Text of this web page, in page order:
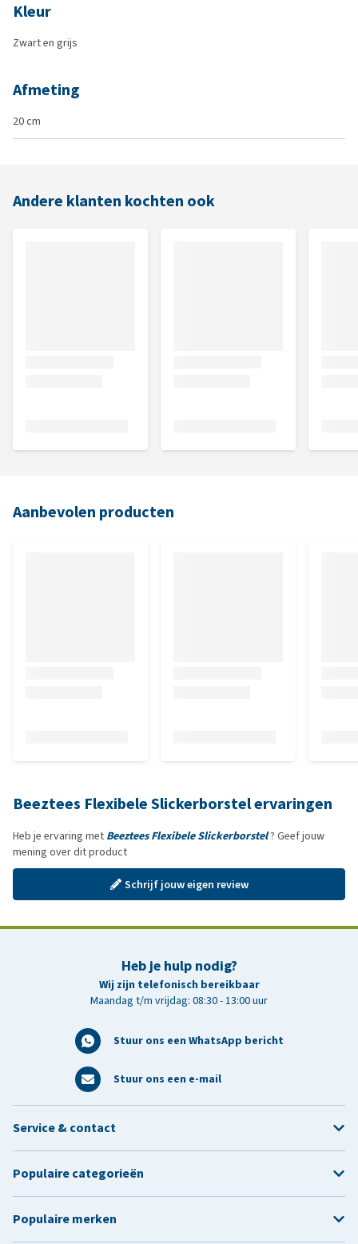
Kleur
Zwart en grijs
Afmeting
20 cm
Andere klanten kochten ook
Aanbevolen producten
Beeztees Flexibele Slickerborstel ervaringen
Heb je ervaring met Beeztees Flexibele Slickerborstel? Geef jouw
mening over dit product
Schrijf jouw eigen review
Heb je hulp nodig?
Wij zijn telefonisch bereikbaar
Maandag t/m vrijdag: 08:30 - 13:00 uur
Stuur ons een WhatsApp bericht
Stuur ons een e-mail
Service & contact
Populaire categorieën
Populaire merken